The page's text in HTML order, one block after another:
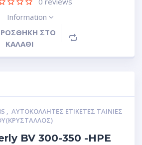
Information
ΣΤΟ
ΚΑΛΆΘΙ
ΑΥΤΟΚΌΛΛΗΤΕΣ ΕΤΙΚΈΤΕΣ ΤΑΙΝΊΕΣ
BV 300-350 -HPE